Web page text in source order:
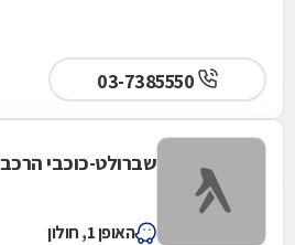
שברולט-כוכבי הרכב
האופן 1, חולון